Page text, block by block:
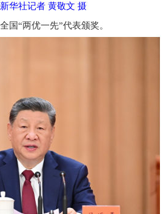
华社记者 黄敬文 摄
国“两优一先”代表颁奖。